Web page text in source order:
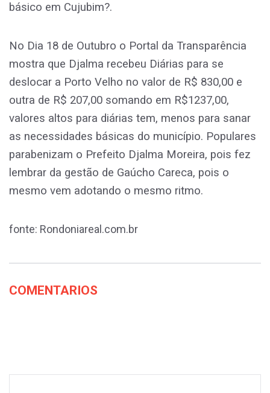
básico em Cujubim?.
No Dia 18 de Outubro o Portal da Transparência
mostra que Djalma recebeu Diárias para se
deslocar a Porto Velho no valor de R$ 830,00 e
outra de R$ 207,00 somando em R$1237,00,
valores altos para diárias tem, menos para sanar
as necessidades básicas do município. Populares
parabenizam o Prefeito Djalma Moreira, pois fez
lembrar da gestão de Gaúcho Careca, pois o
mesmo vem adotando o mesmo ritmo.
fonte: Rondoniareal.com.br
COMENTARIOS